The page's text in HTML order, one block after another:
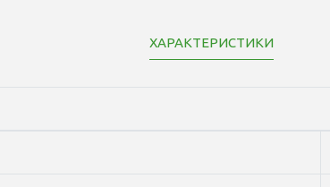
ХАРАКТЕРИСТИКИ